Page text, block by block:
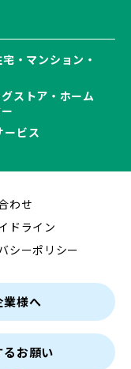
・マンション・
ストア・ホーム
ービス
わせ
ドライン
シーポリシー
業様へ
お願い